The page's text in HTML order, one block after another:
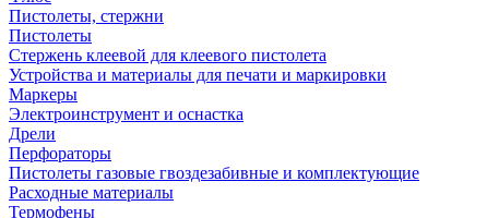
Пистолеты, стержни
Пистолеты
Стержень клеевой для клеевого пистолета
Устройства и материалы для печати и маркировки
Маркеры
Электроинструмент и оснастка
Дрели
Перфораторы
Пистолеты газовые гвоздезабивные и комплектующие
Расходные материалы
Термофены